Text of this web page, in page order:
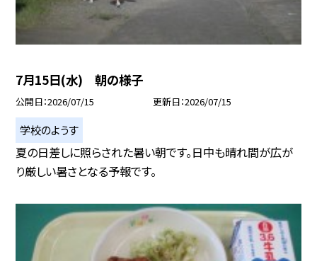
7月15日(水) 朝の様子
公開日 2026/07/15 更新日 2026/07/15
学校のようす
夏の日差しに照らされた暑い朝です。日中も晴れ間が広が
り厳しい暑さとなる予報です。